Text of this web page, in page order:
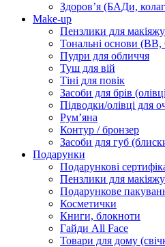
Здоровʼя (БАДи,
Make-up
Пензлики для макіяжу
Тональні основи
Пудри для обличчя
Туш для вій
Тіні для повік
Засоби для брів
Підводки/олівці для
Румʼяна
Контур / бронзер
Засоби для губ
Подарунки
Подарункові
Пензлики для макіяжу
Подарункове
Косметички
Книги, блокноти
Гайди All Face
Товари для дому